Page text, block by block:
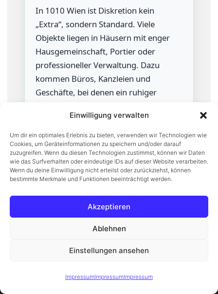
Einwilligung verwalten
Um dir ein optimales Erlebnis zu bieten, verwenden wir Technologien wie
Cookies, um Geräteinformationen zu speichern und/oder darauf
zuzugreifen. Wenn du diesen Technologien zustimmst, können wir Daten
wie das Surfverhalten oder eindeutige IDs auf dieser Website verarbeiten.
Wenn du deine Einwilligung nicht erteilst oder zurückziehst, können
bestimmte Merkmale und Funktionen beeinträchtigt werden.
Akzeptieren
Ablehnen
Einstellungen ansehen
ImpressumImpressumImpressum
In 1010 Wien ist Diskretion kein
„Extra“, sondern Standard. Viele
Objekte liegen in Häusern mit enger
Hausgemeinschaft, Portier oder
professioneller Verwaltung. Dazu
kommen Büros, Kanzleien und
Geschäfte, bei denen ein ruhiger
deshalb arbeiten wir so, dass
Außenstehende möglichst wenig
mitbekommen – und Sie gleichzeitig
die Sicherheit haben, dass alles
zuverlässig und termintreu erledigt
Unauffälliger Ablauf, klare
Kommunikation
Wir planen die Räumung so, dass
Wege, abgestimmte Zeiten und ein
zu bieten.Mehr erfahren Verstanden